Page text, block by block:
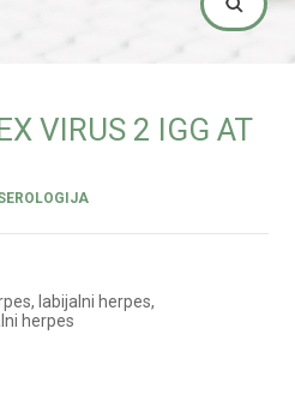
VIRUS 2 IGG AT
labijalni herpes,
herpes